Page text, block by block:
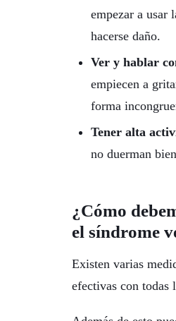
empezar a usar
hacerse daño.
Ver y hablar
empiecen a
forma
Tener alta
no duerman
¿Cómo
el síndrome
Existen varias
efectivas con todas